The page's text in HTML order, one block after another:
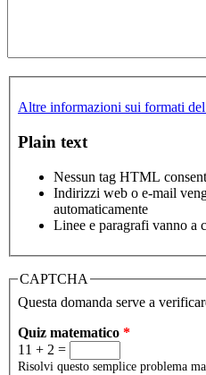
Altre informazioni sui formati del
Plain text
Nessun tag HTML
Indirizzi web o e-mail
automaticamente
Linee e paragrafi vanno a
CAPTCHA
Questa domanda serve a
Quiz matematico *
11 + 2 =
Risolvi questo semplice problema